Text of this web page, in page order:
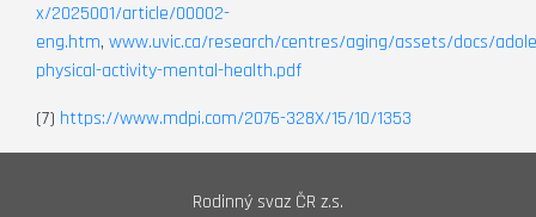
x/2025001/article/00002-
eng.htm, www.uvic.ca/research/centres/aging/assets/docs/
physical-activity-mental-health.pdf
(7) https://www.mdpi.com/2076-328X/15/10/1353
Rodinný svaz ČR z.s.